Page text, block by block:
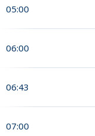
05:00
06:00
06:43
07:00